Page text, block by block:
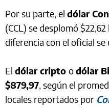
Por su parte, el dólar
(CCL) se desplomó
diferencia con el oficial se
El dólar cripto odólar
$879,97, según el
locales reportados por